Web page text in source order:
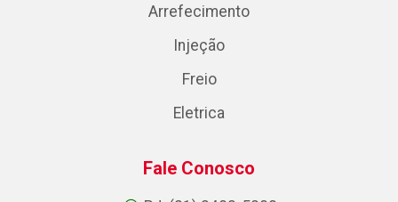
Arrefecimento
Injeção
Freio
Eletrica
Fale Conosco